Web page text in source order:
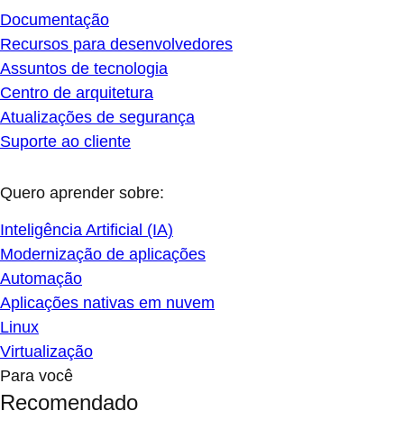
Documentação
Recursos para desenvolvedores
Assuntos de tecnologia
Centro de arquitetura
Atualizações de segurança
Suporte ao cliente
Quero aprender sobre:
Inteligência Artificial (IA)
Modernização de aplicações
Automação
Aplicações nativas em nuvem
Linux
Virtualização
Para você
Recomendado